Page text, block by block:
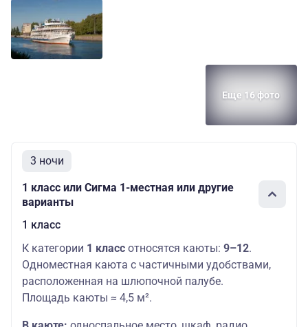
Еще 16 фото
3 ночи
1 класс или Сигма 1-местная или другие
варианты
1 класс
К категории 1 класс относятся каюты: 9–12.
Одноместная каюта с частичными удобствами,
расположенная на шлюпочной палубе.
Площадь каюты ≈ 4,5 м².